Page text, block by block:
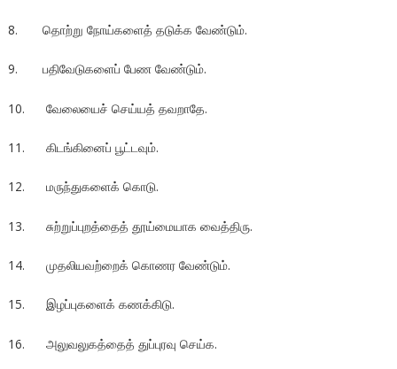
8. தொற்று நோய்களைத் தடுக்க வேண்டும்.
9. பதிவேடுகளைப் பேண வேண்டும்.
10. வேலையைச் செய்யத் தவறாதே.
11. கிடங்கினைப் பூட்டவும்.
12. மருந்துகளைக் கொடு.
13. சுற்றுப்புறத்தைத் தூய்மையாக வைத்திரு.
14. முதலியவற்றைக் கொணர வேண்டும்.
15. இழப்புகளைக் கணக்கிடு.
16. அலுவலுகத்தைத் துப்புரவு செய்க.